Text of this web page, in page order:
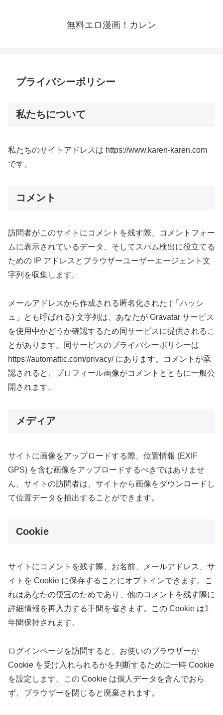
無料エロ漫画！カレン
プライバシーポリシー
私たちについて
私たちのサイトアドレスは https://www.karen-karen.com
です。
コメント
訪問者がこのサイトにコメントを残す際、コメントフォー
ムに表示されているデータ、そしてスパム検出に役立てる
ための IP アドレスとブラウザーユーザーエージェント文
字列を収集します。
メールアドレスから作成される匿名化された (「ハッシ
ュ」とも呼ばれる) 文字列は、あなたが Gravatar サービス
を使用中かどうか確認するため同サービスに提供されるこ
とがあります。同サービスのプライバシーポリシーは
https://automattic.com/privacy/ にあります。コメントが承
認されると、プロフィール画像がコメントとともに一般公
開されます。
メディア
サイトに画像をアップロードする際、位置情報 (EXIF
GPS) を含む画像をアップロードするべきではありませ
ん。サイトの訪問者は、サイトから画像をダウンロードし
て位置データを抽出することができます。
Cookie
サイトにコメントを残す際、お名前、メールアドレス、サ
イトを Cookie に保存することにオプトインできます。こ
れはあなたの便宜のためであり、他のコメントを残す際に
詳細情報を再入力する手間を省きます。この Cookie は1
年間保持されます。
ログインページを訪問すると、お使いのブラウザーが
Cookie を受け入れられるかを判断するために一時 Cookie
を設定します。この Cookie は個人データを含んでおら
ず、ブラウザーを閉じると廃棄されます。